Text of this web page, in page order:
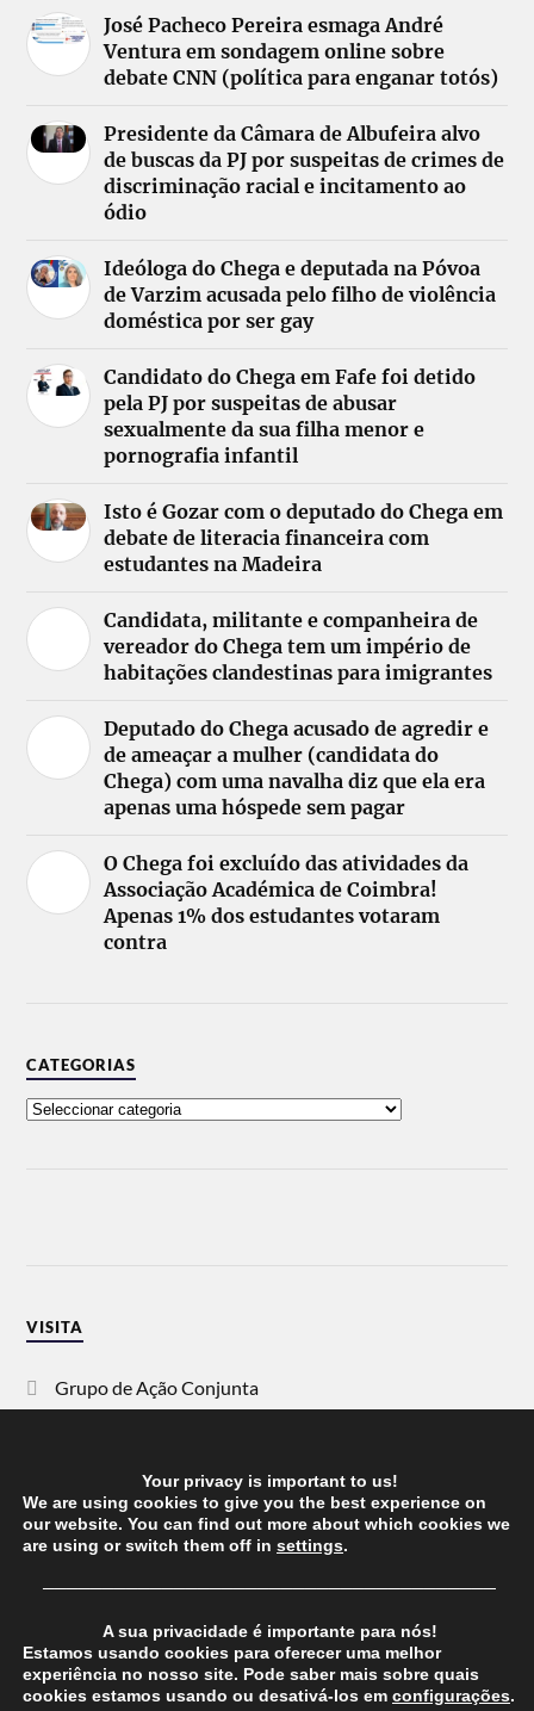
José Pacheco Pereira esmaga André
Ventura em sondagem online sobre
debate CNN (política para enganar totós)
Presidente da Câmara de Albufeira alvo
de buscas da PJ por suspeitas de crimes de
discriminação racial e incitamento ao
ódio
Ideóloga do Chega e deputada na Póvoa
de Varzim acusada pelo filho de violência
doméstica por ser gay
Candidato do Chega em Fafe foi detido
pela PJ por suspeitas de abusar
sexualmente da sua filha menor e
pornografia infantil
Isto é Gozar com o deputado do Chega em
debate de literacia financeira com
estudantes na Madeira
Candidata, militante e companheira de
vereador do Chega tem um império de
habitações clandestinas para imigrantes
Deputado do Chega acusado de agredir e
de ameaçar a mulher (candidata do
Chega) com uma navalha diz que ela era
apenas uma hóspede sem pagar
O Chega foi excluído das atividades da
Associação Académica de Coimbra!
Apenas 1% dos estudantes votaram
contra
CATEGORIAS
VISITA
Grupo de Ação Conjunta
Vida Justa
dezanove
Your privacy is important to us!
We are using cookies to give you the best experience on
our website. You can find out more about which cookies we
are using or switch them off in settings.
──────────────────────────────────────
A sua privacidade é importante para nós!
Estamos usando cookies para oferecer uma melhor
experiência no nosso site. Pode saber mais sobre quais
cookies estamos usando ou desativá-los em configurações.